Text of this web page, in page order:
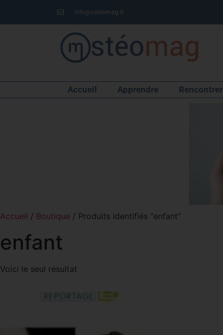
info@osteomag.fr
Accueil Apprendre Rencontrer
Accueil / Boutique / Produits identifiés “enfant”
enfant
Voici le seul résultat